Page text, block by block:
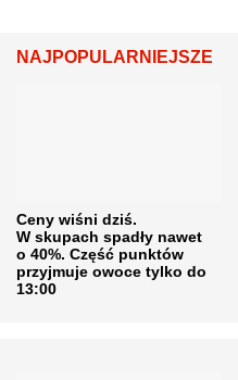
NAJPOPULARNIEJSZE
Ceny wiśni dziś.
W skupach spadły nawet
o 40%. Część punktów
przyjmuje owoce tylko do
13:00